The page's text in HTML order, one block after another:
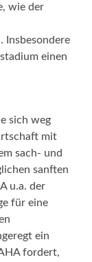
wie der
Insbesondere
einen
sich weg
mit
sach- und
sanften
u.a. der
für eine
ein
fordert,